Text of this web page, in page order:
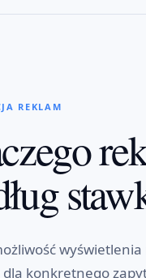
REKLAM
konkretnego